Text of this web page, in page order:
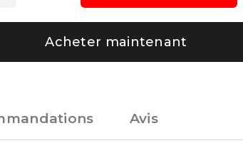
Acheter maintenant
Avis